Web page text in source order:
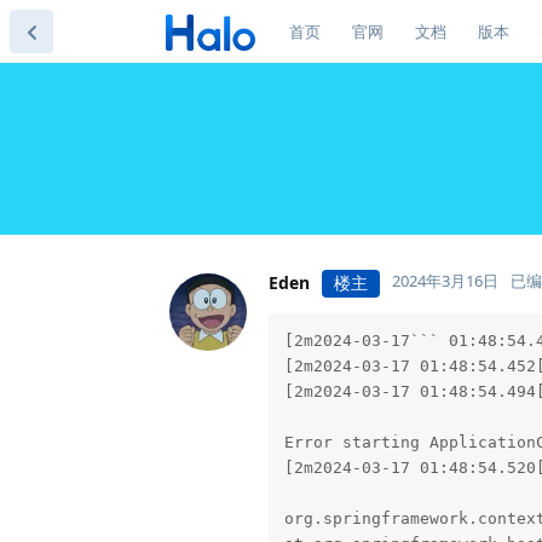
首页 官网 文档 版本
Eden 楼主 2024年3月16日 已
[2m2024-03-17``` 01:48:54.451[0;39m [32m INFO[0;39m [35m11290[0;39m [2m---[0;39m [2m[ main][0;39m [36mo.e.jetty.server.handler.ContextHandler [0;39m [2m:[0;39m Stopped o.s.b.w.e.j.JettyEmbeddedWebAppContext@13fed1ec{application,/,[file:///tmp/jetty-docbase.5928.6138881835059425648/, jar:file:/www/wwwroot/halo-1.6.0.jar!/BOOT-INF/lib/springfox-swagger-ui-3.0.0.jar!/META-INF/resources],STOPPED}
[2m2024-03-17 01:48:54.452[0;39m [33m WARN[0;39m [35m11290[0;39m [2m---[0;39m [2m[ main][0;39m [36mConfigServletWebServerApplicationContext[0;39m [2m:[0;39m Exception encountered during context initialization -